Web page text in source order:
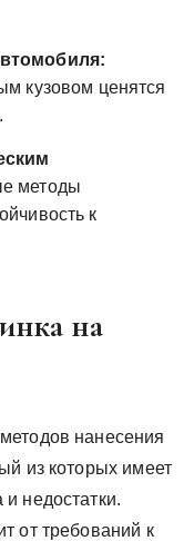
кузовом ценятся
методы
к
на
нанесения
из которых имеет
недостатки.
от требований к